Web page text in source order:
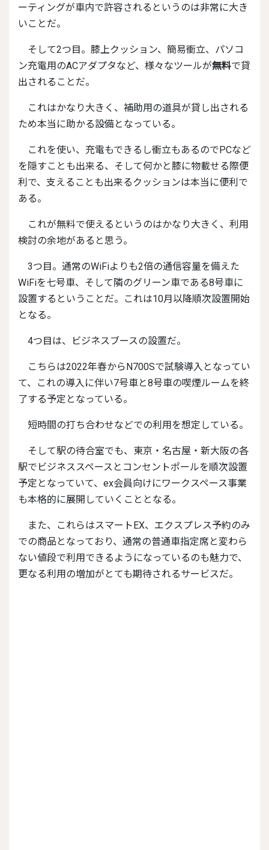
ーティングが車内で許容されるというのは非常に大き
いことだ。
そして2つ目。膝上クッション、簡易衝立、パソコ
ン充電用のACアダプタなど、様々なツールが無料で貸
出されることだ。
これはかなり大きく、補助用の道具が貸し出される
ため本当に助かる設備となっている。
これを使い、充電もできるし衝立もあるのでPCなど
を隠すことも出来る、そして何かと膝に物載せる際便
利で、支えることも出来るクッションは本当に便利で
ある。
これが無料で使えるというのはかなり大きく、利用
検討の余地があると思う。
3つ目。通常のWiFiよりも2倍の通信容量を備えた
WiFiを七号車、そして隣のグリーン車である8号車に
設置するということだ。これは10月以降順次設置開始
となる。
4つ目は、ビジネスブースの設置だ。
こちらは2022年春からN700Sで試験導入となってい
て、これの導入に伴い7号車と8号車の喫煙ルームを終
了する予定となっている。
短時間の打ち合わせなどでの利用を想定している。
そして駅の待合室でも、東京・名古屋・新大阪の各
駅でビジネススペースとコンセントポールを順次設置
予定となっていて、ex会員向けにワークスペース事業
も本格的に展開していくこととなる。
また、これらはスマートEX、エクスプレス予約のみ
での商品となっており、通常の普通車指定席と変わら
ない値段で利用できるようになっているのも魅力で、
更なる利用の増加がとても期待されるサービスだ。